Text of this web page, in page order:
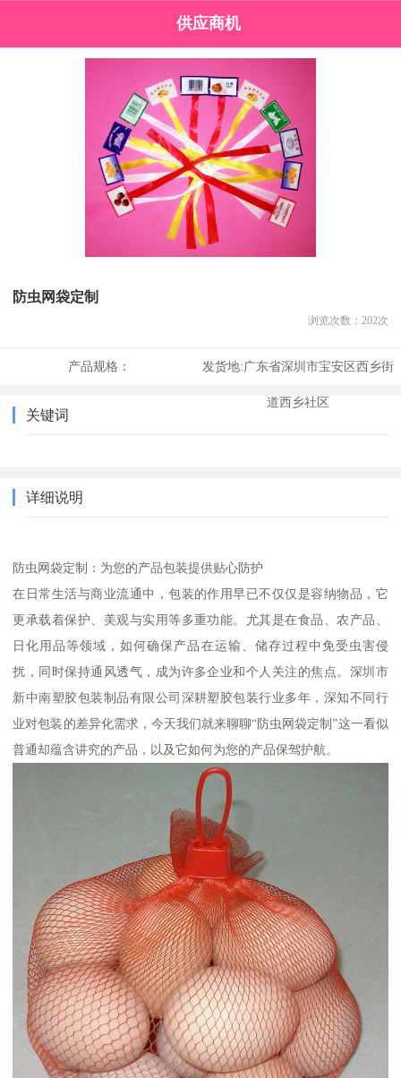
供应商机
防虫网袋定制
浏览次数： 202次
产品规格： 发货地:广东省深圳市宝安区西乡街
道西乡社区
关键词
详细说明
防虫网袋定制：为您的产品包装提供贴心防护
在日常生活与商业流通中，包装的作用早已不仅仅是容纳物品，它
更承载着保护、美观与实用等多重功能。尤其是在食品、农产品、
日化用品等领域，如何确保产品在运输、储存过程中免受虫害侵
扰，同时保持通风透气，成为许多企业和个人关注的焦点。深圳市
新中南塑胶包装制品有限公司深耕塑胶包装行业多年，深知不同行
业对包装的差异化需求，今天我们就来聊聊“防虫网袋定制”这一看似
普通却蕴含讲究的产品，以及它如何为您的产品保驾护航。